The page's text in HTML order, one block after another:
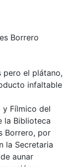
Borrero
pero el plátano,
infaltable
Fílmico del
la Biblioteca
Borrero, por
la Secretaria
aunar